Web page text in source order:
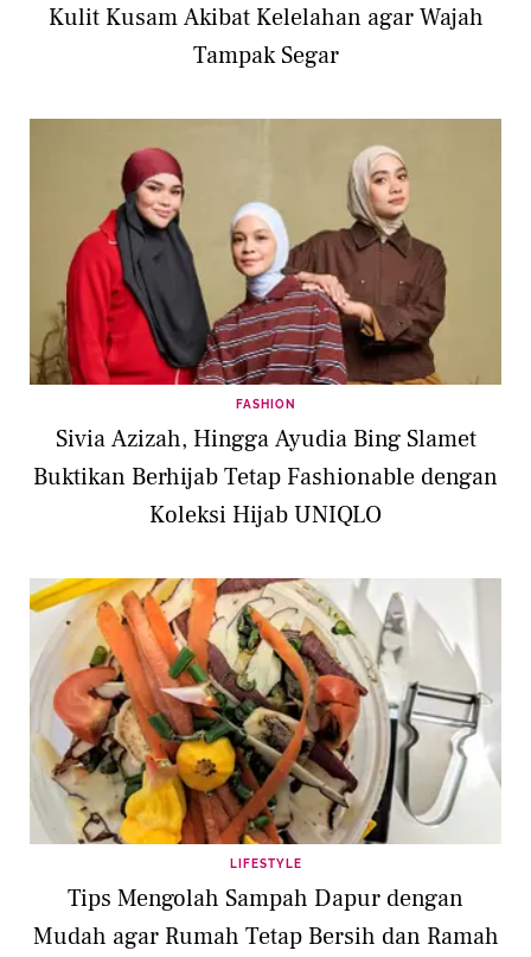
Kulit Kusam Akibat Kelelahan agar Wajah
Tampak Segar
FASHION
Sivia Azizah, Hingga Ayudia Bing Slamet
Buktikan Berhijab Tetap Fashionable dengan
Koleksi Hijab UNIQLO
LIFESTYLE
Tips Mengolah Sampah Dapur dengan
Mudah agar Rumah Tetap Bersih dan Ramah